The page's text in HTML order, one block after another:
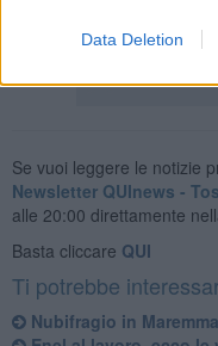
Data Deletion
Se vuoi leggere le notizie
Newsletter QUInews -
alle 20:00 direttamente
Basta cliccare QUI
Ti potrebbe
Nubifragio in